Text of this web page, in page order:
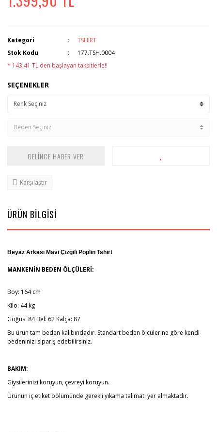
Kategori
TSHIRT
Stok Kodu
177.TSH.0004
* 143,41 TL den başlayan taksitlerle!!
SEÇENEKLER
GELİNCE HABER VER
Karşılaştır
ÜRÜN BİLGİSİ
Beyaz Arkası Mavi Çizgili Poplin Tshirt
MANKENİN BEDEN ÖLÇÜLERİ:
Boy: 164 cm
Kilo: 44 kg
Göğüs: 84 Bel: 62 Kalça: 87
Bu ürün tam beden kalıbındadır. Standart beden ölçülerine göre kendi
bedeninizi sipariş edebilirsiniz.
BAKIM:
Giysilerinizi koruyun, çevreyi koruyun.
Ürünün iç etiket bölümünde gerekli yıkama talimatı yer almaktadır.